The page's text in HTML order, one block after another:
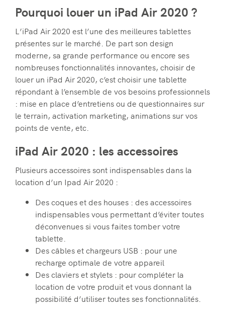
Pourquoi louer un iPad Air 2020 ?
L’iPad Air 2020 est l’une des meilleures tablettes
présentes sur le marché. De part son design
moderne, sa grande performance ou encore ses
nombreuses fonctionnalités innovantes, choisir de
louer un iPad Air 2020, c’est choisir une tablette
répondant à l’ensemble de vos besoins professionnels
: mise en place d’entretiens ou de questionnaires sur
le terrain, activation marketing, animations sur vos
points de vente, etc.
iPad Air 2020 : les accessoires
Plusieurs accessoires sont indispensables dans la
location d’un Ipad Air 2020 :
Des coques et des houses : des accessoires
indispensables vous permettant d’éviter toutes
déconvenues si vous faites tomber votre
tablette.
Des câbles et chargeurs USB : pour une
recharge optimale de votre appareil
Des claviers et stylets : pour compléter la
location de votre produit et vous donnant la
possibilité d’utiliser toutes ses fonctionnalités.